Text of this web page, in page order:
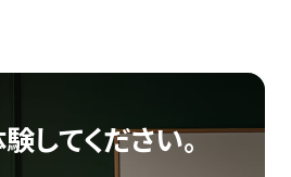
してください。